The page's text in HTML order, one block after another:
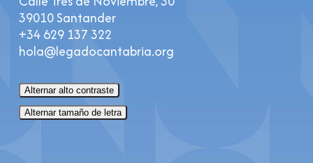
39010 Santander
+34 629 137 322
hola@legadocantabria.org
Alternar alto contraste
Alternar tamaño de letra